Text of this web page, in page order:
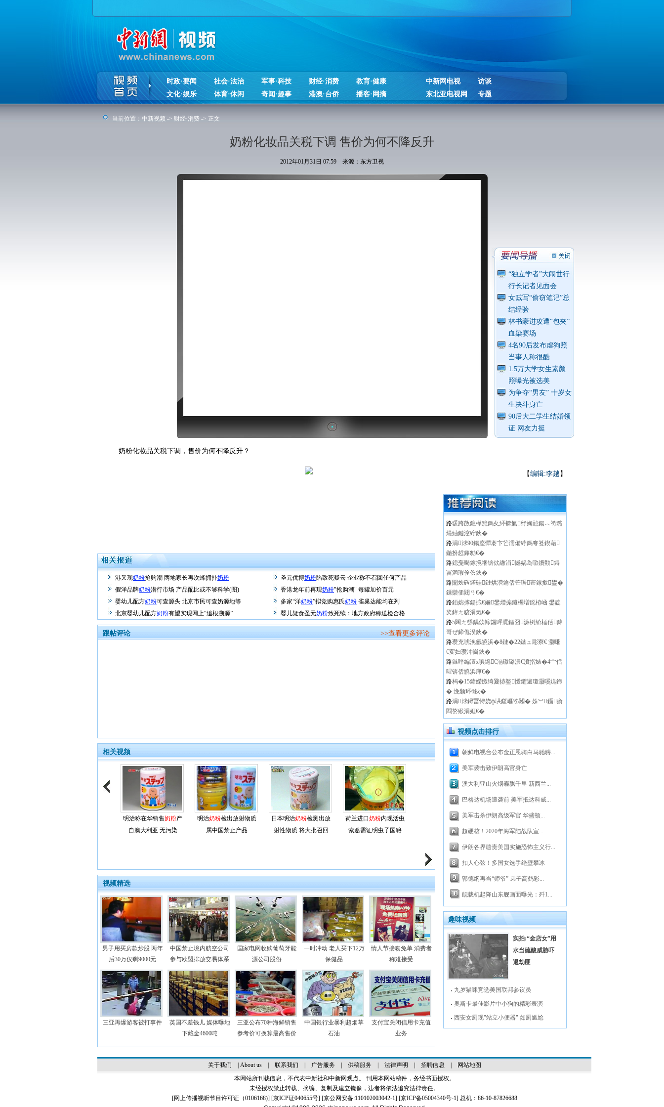
时政·要闻 社会·法治 军事·科技 财经·消费
教育·健康
文化·娱乐
体育·休闲 奇闻·趣事 港澳·台侨 播客·网摘
中新网电视
访谈
东北亚电视网
专题
当前位置： 中新视频 -> 财经·消费 -> 正文
奶粉化妆品关税下调 售价为何不降反升
2012年01月31日 07:59 来源：东方卫视
“独立学者”大闹世行
行长记者见面会
女贼写“偷窃笔记”总
结经验
林书豪进攻遭“包夹”
血染赛场
4名90后发布虐狗照
当事人称很酷
1.5万大学女生素颜
照曝光被选美
为争夺“男友” 十岁女
生决斗身亡
90后大二学生结婚领
证 网友力挺
奶粉化妆品关税下调，售价为何不降反升？
【编辑:李越 】
港又现奶粉抢购潮 两地家长再次蜂拥扑奶粉 圣元优博奶粉陷致死疑云 企业称不召回任何产品
假洋品牌奶粉潜行市场 产品配比或不够科学(图) 香港龙年前再现奶粉"抢购潮" 每罐加价百元
婴幼儿配方奶粉可查源头 北京市民可查奶源地等 多家“洋奶粉”拟竞购惠氏奶粉 雀巢达能均在列
北京婴幼儿配方奶粉有望实现网上“追根溯源” 婴儿疑食圣元奶粉致死续：地方政府称送检合格
跟帖评论 >>查看更多评论
相关视频
明治称在华销售奶粉产
自澳大利亚 无污染
明治奶粉检出放射物质
属中国禁止产品
日本明治奶粉检测出放
射性物质 将大批召回
荷兰进口奶粉内现活虫
索赔需证明虫子国籍
视频精选
男子用买房款炒股 两年
后30万仅剩9000元
中国禁止境内航空公司
参与欧盟排放交易体系
国家电网收购葡萄牙能
源公司股份
一时冲动 老人买下12万
保健品
情人节接吻免单 消费者
称难接受
三亚再爆游客被打事件
英国不差钱儿 媒体曝地
下藏金4600吨
三亚公布70种海鲜销售
参考价可换算最高售价
中国银行业暴利超烟草
石油
支付宝关闭信用卡充值
业务
路瑗跨敳鎴樺箷鎷夊紑锛氭纾婅兘鍚︿笉璐
熶紬鏈涳紵鈥�
路涓浗90鍚庢憚褰卞笀濡備綍鎷夸笅鍥藉
鍦扮悊鎽勨€�
路鎴戞暍鎵撹祵锛佽繖涓憾娲為噷鐨勭鐞
冨満瑕佺伀鈥�
路闈炴硶鍩硅鏈烘瀯鑰佸笀琚寚鎵撳鐢�
鏁欒偛閮ㄢ€�
路銆婂摢鍚掋€嬭鐢熷搧鐩楃増鐚栫崡 鐢靛
奖鍏ㄤ骇涓氣€�
路5閮ㄤ綔鍝佽幏鑼呯浘鏂囧濂栵紒棰佸鍏
哥ぜ鍗佹湀鈥�
路瓒充唬浼氬皢浜�8鏈�22鏃ュ彫寮€ 灏嗛
€変妇瓒冲崗鈥�
路鏃呯編澶х唺鐚€滆礉璐濃€濆揩婊�4宀佸
暒锛佸皢浜庘€�
路杩�15鍏嬫媺绮夐捇鐜懓鑺遍瓊灏嗘媿鍗
� 浼颁环6鈥�
路涓浗鐞冨憳娆ф垬鍐嶇牬闂� 姝︾鑷瘉
閰嶅緱涓娾€�
视频点击排行
朝鲜电视台公布金正恩骑白马驰骋...
美军袭击致伊朗高官身亡
澳大利亚山火烟霾飘千里 新西兰...
巴格达机场遭袭前 美军抵达科威...
美军击杀伊朗高级军官 华盛顿...
超硬核！2020年海军陆战队宣...
伊朗各界谴责美国实施恐怖主义行...
扣人心弦！多国女选手绝壁攀冰
郭德纲再当“师爷” 弟子高鹤彩...
舰载机起降山东舰画面曝光：歼1...
趣味视频
实拍:“金店女”用
水当硫酸威胁吓
退劫匪
九岁猫咪竞选美国联邦参议员
奥斯卡最佳影片中小狗的精彩表演
西安女厕现"站立小便器" 如厕尴尬
关于我们 About us| 联系我们 广告服务| 供稿服务| 法律声明 招聘信息
网站地图
本网站所刊载信息，不代表中新社和中新网观点。 刊用本网站稿件，务经书面授权。
未经授权禁止转载、摘编、复制及建立镜像，违者将依法追究法律责任。
[网上传播视听节目许可证（0106168)] [京ICP证040655号] [京公网安备:110102003042-1] [京ICP备05004340号-1] 总机：86-10-87826688